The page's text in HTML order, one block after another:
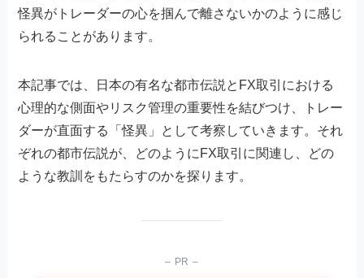
怪異がトレーダーの心を掴んで離さないかのように感じ
られることがあります。
本記事では、日本の有名な都市伝説とFX取引における
心理的な側面やリスク管理の重要性を結びつけ、トレー
ダーが直面する「怪異」として考察していきます。それ
ぞれの都市伝説が、どのようにFX取引に関連し、どの
ような教訓をもたらすのかを探ります。
– PR –